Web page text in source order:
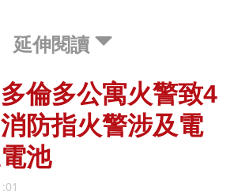
延伸閱讀
多倫多公寓火警致4
防指火警涉及電
池